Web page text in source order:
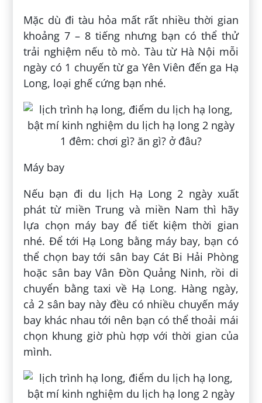
Mặc dù đi tàu hỏa mất rất nhiều thời gian
khoảng 7 – 8 tiếng nhưng bạn có thể thử
trải nghiệm nếu tò mò. Tàu từ Hà Nội mỗi
ngày có 1 chuyến từ ga Yên Viên đến ga Hạ
Long, loại ghế cứng bạn nhé.
Máy bay
Nếu bạn đi du lịch Hạ Long 2 ngày xuất
phát từ miền Trung và miền Nam thì hãy
lựa chọn máy bay để tiết kiệm thời gian
nhé. Để tới Hạ Long bằng máy bay, bạn có
thể chọn bay tới sân bay Cát Bi Hải Phòng
hoặc sân bay Vân Đồn Quảng Ninh, rồi di
chuyển bằng taxi về Hạ Long. Hàng ngày,
cả 2 sân bay này đều có nhiều chuyến máy
bay khác nhau tới nên bạn có thể thoải mái
chọn khung giờ phù hợp với thời gian của
mình.